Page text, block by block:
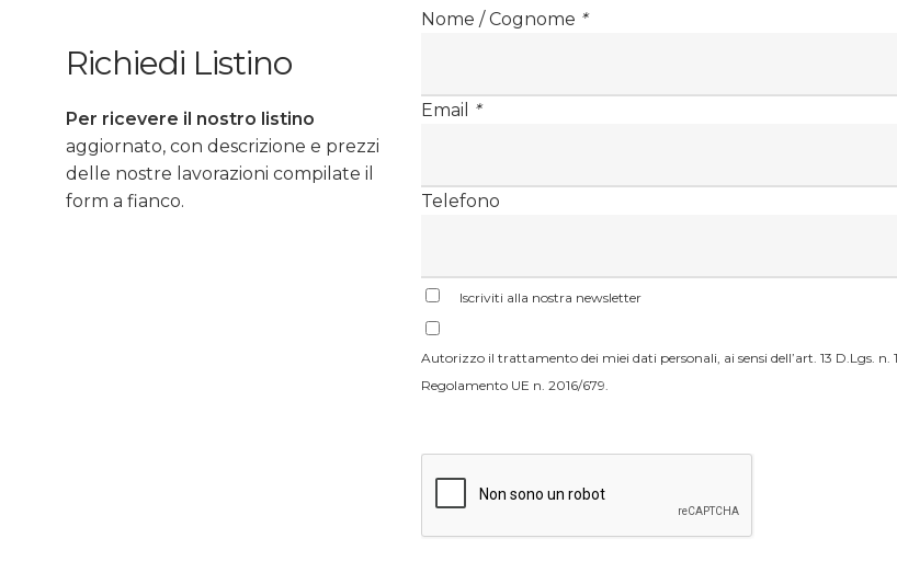
Richiedi Listino
Per ricevere il nostro listino
aggiornato, con descrizione e prezzi
delle nostre lavorazioni compilate il
form a fianco.
Nome / Cognome *
Email *
Telefono
Iscriviti alla nostra newsletter
Autorizzo il trattamento dei miei dati personali, ai sensi dell’art. 13 D.Lgs. n.
Regolamento UE n. 2016/679.